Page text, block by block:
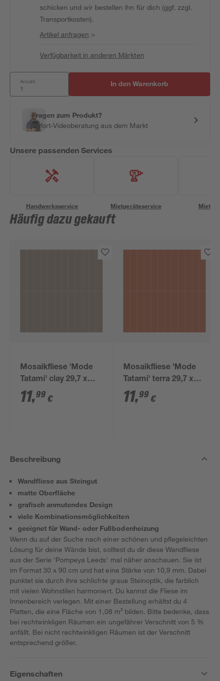
schicken und wir bestellen ihn für dich (ggf. zzgl.
Transportkosten).
Artikel anfragen >
Verfügbarkeit in anderen Märkten
Anzahl: In den Warenkorb
Fragen zum Produkt?
Sofort-Videoberatung aus dem Markt
Unsere passenden Services
Handwerksservice Mietgeräteservice
Häufig dazu gekauft
Mosaikfliese 'Mode
Tatami' clay 29,7 x
29,7 x 0,7 cm
11,99 €
Mosaikfliese 'Mode
Tatami' terra 29,7 x
29,7 x 0,7 cm
11,99 €
Beschreibung
Wandfliese aus Steingut
matte Oberfläche
grafisch anmutendes Design
viele Kombinationsmöglichkeiten
geeignet für Wand- oder Fußbodenheizung
Wenn du auf der Suche nach einer schönen und pflegeleichten
Lösung für deine Wände bist, solltest du dir diese Wandfliese
aus der Serie 'Pompeya Leeds' mal näher anschauen. Sie ist
im Format 30 x 90 cm und hat eine Stärke von 10,9 mm. Dabei
punktet sie durch ihre schlichte graue Steinoptik, die farblich
mit vielen Wohnstilen harmoniert. Du kannst die Fliese im
Innenbereich verlegen. Mit einer Bestellung erhältst du 4
Platten, die eine Fläche von 1,08 m² bilden. Bitte bedenke, dass
bei rechtwinkligen Räumen ein ungefährer Verschnitt von 5 %
anfällt. Bei nicht rechtwinkligen Räumen ist der Verschnitt
entsprechend größer.
Eigenschaften